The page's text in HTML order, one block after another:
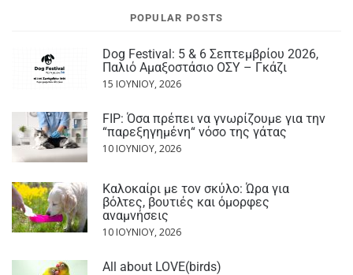
POPULAR POSTS
Dog Festival: 5 & 6 Σεπτεμβρίου 2026,
Παλιό Αμαξοστάσιο ΟΣΥ – Γκάζι
15 ΙΟΥΝΊΟΥ, 2026
FIP: Όσα πρέπει να γνωρίζουμε για την
“παρεξηγημένη“ νόσο της γάτας
10 ΙΟΥΝΊΟΥ, 2026
Καλοκαίρι με τον σκύλο: Ώρα για
βόλτες, βουτιές και όμορφες
αναμνήσεις
10 ΙΟΥΝΊΟΥ, 2026
All about LOVE(birds)